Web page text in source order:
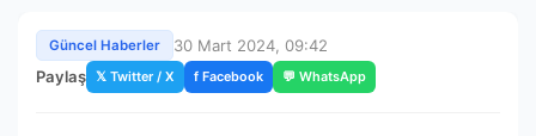
Güncel Haberler
30 Mart 2024, 09:42
Paylaş 𝕏 Twitter / X f Facebook 💬 WhatsApp